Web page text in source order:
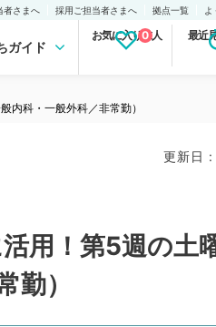
者さまへ 採用ご担当者さまへ 拠点一覧
ガイド
お気に入り求人
0 最近
内科・一般外科／非常勤）
更新日
用！第5週の
）